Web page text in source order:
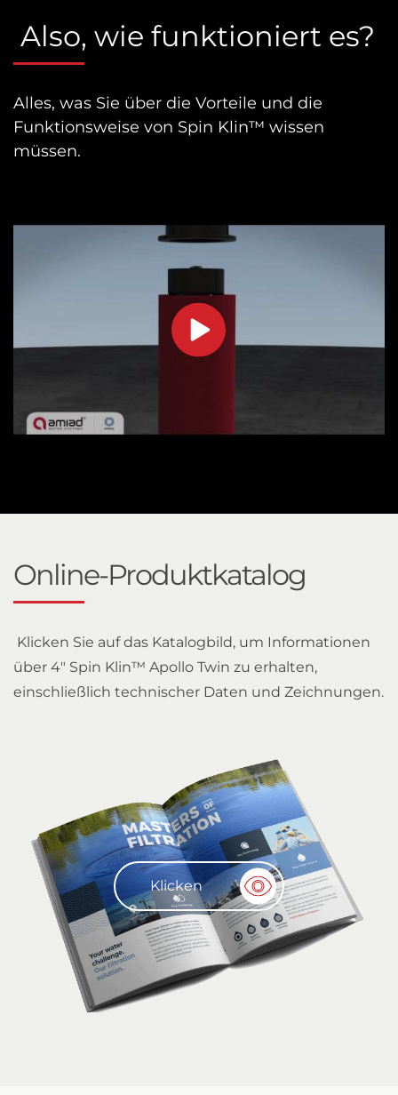
Also, wie funktioniert es?
Alles, was Sie über die Vorteile und die
Funktionsweise von Spin Klin™ wissen
müssen.
Online-Produktkatalog
Klicken Sie auf das Katalogbild, um Informationen
über 4" Spin Klin™ Apollo Twin zu erhalten,
einschließlich technischer Daten und Zeichnungen.
Klicken